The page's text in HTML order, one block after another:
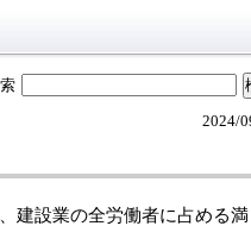
2024/
建設業の全労働者に占める満